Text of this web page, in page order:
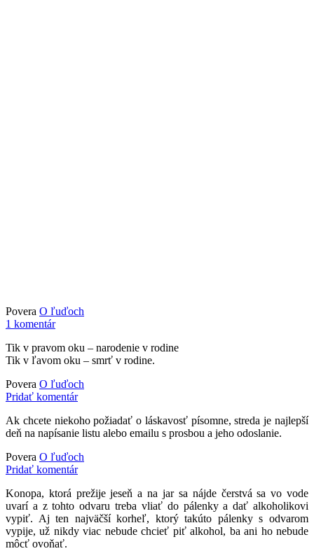
Povera O ľuďoch
1 komentár
Tik v pravom oku – narodenie v rodine
Tik v ľavom oku – smrť v rodine.
Povera O ľuďoch
Pridať komentár
Ak chcete niekoho požiadať o láskavosť písomne, streda je najlepší
deň na napísanie listu alebo emailu s prosbou a jeho odoslanie.
Povera O ľuďoch
Pridať komentár
Konopa, ktorá prežije jeseň a na jar sa nájde čerstvá sa vo vode
uvarí a z tohto odvaru treba vliať do pálenky a dať alkoholikovi
vypiť. Aj ten najväčší korheľ, ktorý takúto pálenky s odvarom
vypije, už nikdy viac nebude chcieť piť alkohol, ba ani ho nebude
môcť ovoňať.